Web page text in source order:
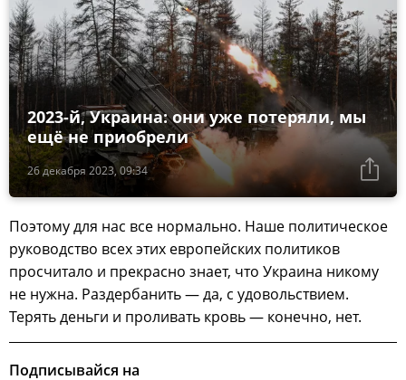
26 декабря 2023, 09:34
2023-й, Украина: они уже потеряли, мы
ещё не приобрели
Поэтому для нас все нормально. Наше политическое
руководство всех этих европейских политиков
просчитало и прекрасно знает, что Украина никому
не нужна. Раздербанить — да, с удовольствием.
Терять деньги и проливать кровь — конечно, нет.
Подписывайся на